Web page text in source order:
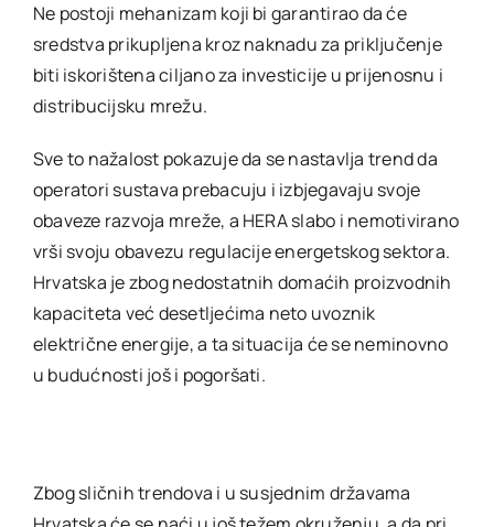
Ne postoji mehanizam koji bi garantirao da će
sredstva prikupljena kroz naknadu za priključenje
biti iskorištena ciljano za investicije u prijenosnu i
distribucijsku mrežu.
Sve to nažalost pokazuje da se nastavlja trend da
operatori sustava prebacuju i izbjegavaju svoje
obaveze razvoja mreže, a HERA slabo i nemotivirano
vrši svoju obavezu regulacije energetskog sektora.
Hrvatska je zbog nedostatnih domaćih proizvodnih
kapaciteta već desetljećima neto uvoznik
električne energije, a ta situacija će se neminovno
u budućnosti još i pogoršati.
Zbog sličnih trendova i u susjednim državama